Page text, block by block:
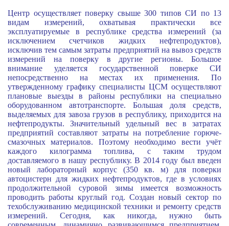
Центр осуществляет поверку свыше 300 типов СИ по 13
видам измерений, охватывая практически все
эксплуатируемые в республике средства измерений (за
исключением счетчиков жидких нефтепродуктов),
исключив тем самым затраты предприятий на вывоз средств
измерений на поверку в другие регионы. Большое
внимание уделяется государственной поверке СИ
непосредственно на местах их применения. По
утвержденному графику специалисты ЦСМ осуществляют
плановые выезды в районы республики на специально
оборудованном автотранспорте. Большая доля средств,
выделяемых для завоза грузов в республику, приходится на
нефтепродукты. Значительный удельный вес в затратах
предприятий составляют затраты на потребление горюче-
смазочных материалов. Поэтому необходимо вести учёт
каждого килограмма топлива, с таким трудом
доставляемого в нашу республику. В 2014 году был введен
новый лабораторный корпус (350 кв. м) для поверки
автоцистерн для жидких нефтепродуктов, где в условиях
продолжительной суровой зимы имеется возможность
проводить работы круглый год. Создан новый сектор по
техобслуживанию медицинской техники и ремонту средств
измерений. Сегодня, как никогда, нужно быть